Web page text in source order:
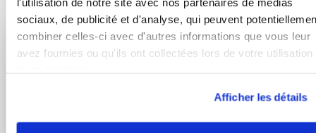
sociaux, de publicité et d'analyse, qui peuvent
combiner celles-ci avec d'autres informations que vous leur
avez fournies ou qu'ils ont collectées lors de votre utilisation
Afficher les détails
Vous aimerez aussi ...
gaufres de légumes et